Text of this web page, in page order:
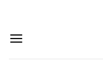
contenu